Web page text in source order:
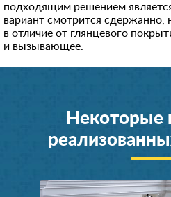
подходящим решением
вариант смотрится сдержанно,
в отличие от глянцевого
и вызывающее.
Некоторые